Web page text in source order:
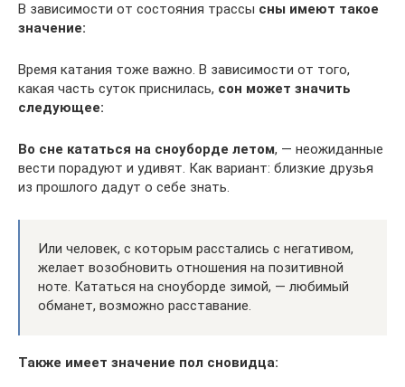
В зависимости от состояния трассы сны имеют такое
значение:
Время катания тоже важно. В зависимости от того,
какая часть суток приснилась, сон может значить
следующее:
Во сне кататься на сноуборде летом, — неожиданные
вести порадуют и удивят. Как вариант: близкие друзья
из прошлого дадут о себе знать.
Или человек, с которым расстались с негативом,
желает возобновить отношения на позитивной
ноте. Кататься на сноуборде зимой, — любимый
обманет, возможно расставание.
Также имеет значение пол сновидца: